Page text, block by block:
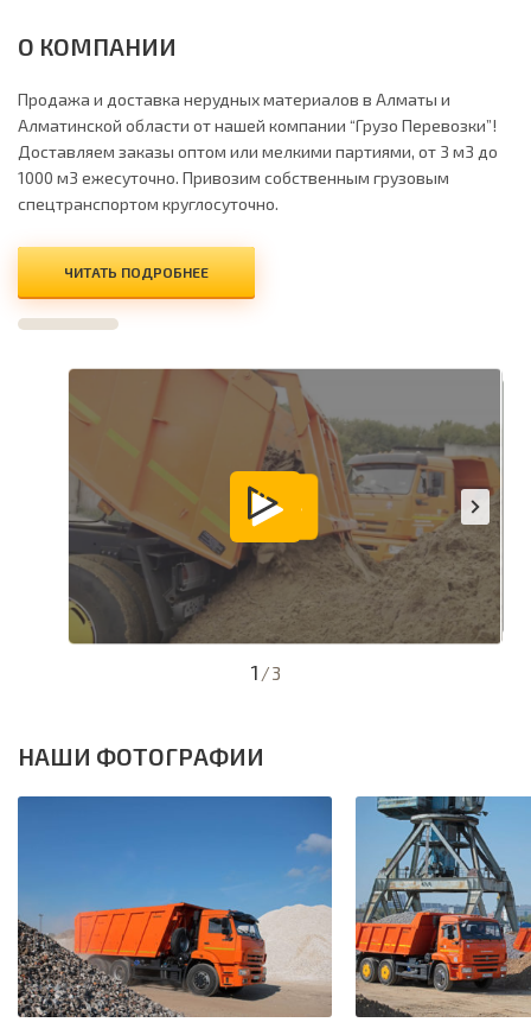
О КОМПАНИИ
Продажа и доставка нерудных материалов в Алматы и
Алматинской области от нашей компании “Грузо Перевозки”!
Доставляем заказы оптом или мелкими партиями, от 3 м3 до
1000 м3 ежесуточно. Привозим собственным грузовым
спецтранспортом круглосуточно.
ЧИТАТЬ ПОДРОБНЕЕ
1 /3
НАШИ ФОТОГРАФИИ